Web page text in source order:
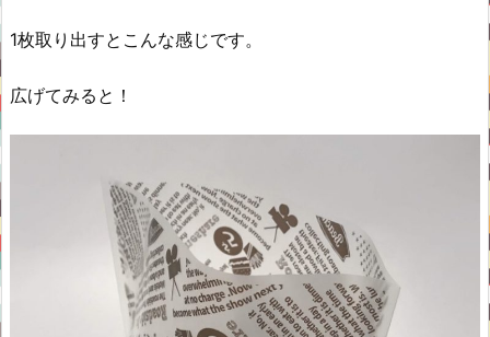
1枚取り出すとこんな感じです。
広げてみると！